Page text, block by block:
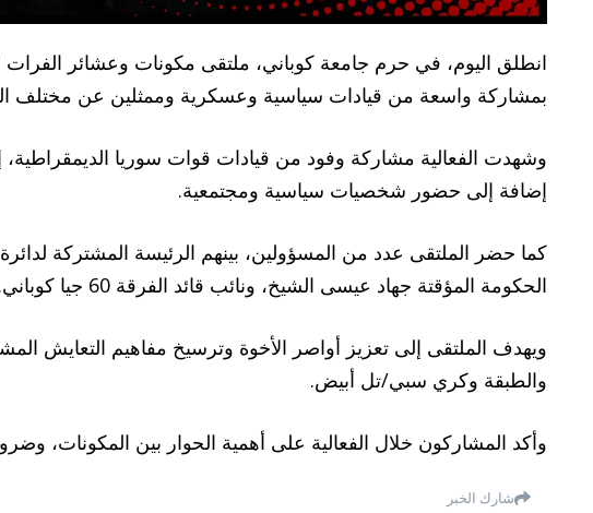
انطلق اليوم، في حرم جامعة كوباني، ملتقى مكونات وعشائر الفرات
بمشاركة واسعة من قيادات سياسية وعسكرية وممثلين عن مختلف
وشهدت الفعالية مشاركة وفود من قيادات قوات سوريا الديمقراطية،
إضافة إلى حضور شخصيات سياسية ومجتمعية.
كما حضر الملتقى عدد من المسؤولين، بينهم الرئيسة المشتركة
الحكومة المؤقتة جهاد عيسى الشيخ، ونائب قائد الفرقة 60 جيا كوباني.
ويهدف الملتقى إلى تعزيز أواصر الأخوة وترسيخ مفاهيم
والطبقة وكري سبي/تل أبيض.
وأكد المشاركون خلال الفعالية على أهمية الحوار بين المكونات،
شارك الخبر